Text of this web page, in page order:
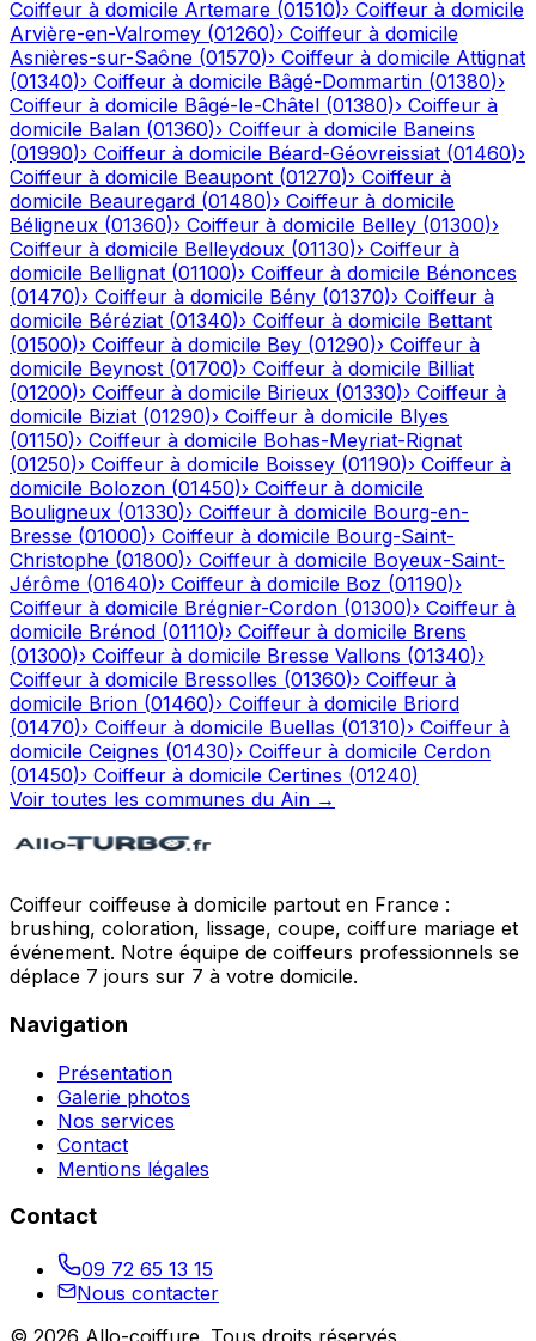
Coiffeur à domicile Artemare (01510)› Coiffeur à domicile
Arvière-en-Valromey (01260)› Coiffeur à domicile
Asnières-sur-Saône (01570)› Coiffeur à domicile Attignat
(01340)› Coiffeur à domicile Bâgé-Dommartin (01380)›
Coiffeur à domicile Bâgé-le-Châtel (01380)› Coiffeur à
domicile Balan (01360)› Coiffeur à domicile Baneins
(01990)› Coiffeur à domicile Béard-Géovreissiat (01460)›
Coiffeur à domicile Beaupont (01270)› Coiffeur à
domicile Beauregard (01480)› Coiffeur à domicile
Béligneux (01360)› Coiffeur à domicile Belley (01300)›
Coiffeur à domicile Belleydoux (01130)› Coiffeur à
domicile Bellignat (01100)› Coiffeur à domicile Bénonces
(01470)› Coiffeur à domicile Bény (01370)› Coiffeur à
domicile Béréziat (01340)› Coiffeur à domicile Bettant
(01500)› Coiffeur à domicile Bey (01290)› Coiffeur à
domicile Beynost (01700)› Coiffeur à domicile Billiat
(01200)› Coiffeur à domicile Birieux (01330)› Coiffeur à
domicile Biziat (01290)› Coiffeur à domicile Blyes
(01150)› Coiffeur à domicile Bohas-Meyriat-Rignat
(01250)› Coiffeur à domicile Boissey (01190)› Coiffeur à
domicile Bolozon (01450)› Coiffeur à domicile
Bouligneux (01330)› Coiffeur à domicile Bourg-en-
Bresse (01000)› Coiffeur à domicile Bourg-Saint-
Christophe (01800)› Coiffeur à domicile Boyeux-Saint-
Jérôme (01640)› Coiffeur à domicile Boz (01190)›
Coiffeur à domicile Brégnier-Cordon (01300)› Coiffeur à
domicile Brénod (01110)› Coiffeur à domicile Brens
(01300)› Coiffeur à domicile Bresse Vallons (01340)›
Coiffeur à domicile Bressolles (01360)› Coiffeur à
domicile Brion (01460)› Coiffeur à domicile Briord
(01470)› Coiffeur à domicile Buellas (01310)› Coiffeur à
domicile Ceignes (01430)› Coiffeur à domicile Cerdon
(01450)› Coiffeur à domicile Certines (01240)
Voir toutes les communes du Ain →
Coiffeur coiffeuse à domicile partout en France :
brushing, coloration, lissage, coupe, coiffure mariage et
événement. Notre équipe de coiffeurs professionnels se
déplace 7 jours sur 7 à votre domicile.
Navigation
Présentation
Galerie photos
Nos services
Contact
Mentions légales
Contact
09 72 65 13 15
Nous contacter
© 2026 Allo-coiffure . Tous droits réservés.